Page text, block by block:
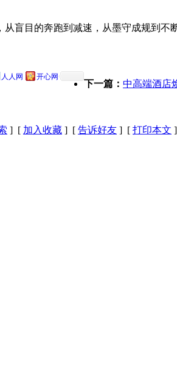
盲目的奔跑到减速，从墨守成规到
人人网 开心网
下一篇： 中高端酒店
] [ 加入收藏 ] [ 告诉好友 ] [ 打印本文